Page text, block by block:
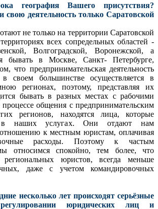
география Вашего присутствия?
свою деятельность только Саратовской
не только на территории Саратовской
всех сопредельных областей -
Волгоградской, Воронежской, а
бывать в Москве, Санкт- Петербурге,
что предпринимательская деятельность
своем большинстве осуществляется в
регионах, поэтому, представляя их
бывать в разных местах с рабочими
общения с предпринимательским
регионов, находятся лица, которые
в наших услугах. Они отдают нам
к местным юристам, оплачивая
расходы. Поэтому к частым
относимся спокойно, тем более, что
региональных юристов, всегда меньше
даже с учетом командировочных
несколько лет происходят серьёзные
юридических лиц и